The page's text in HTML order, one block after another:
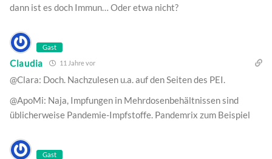
dann ist es doch Immun… Oder etwa nicht?
Gast
Claudia 11 Jahre vor
@Clara: Doch. Nachzulesen u.a. auf den Seiten des PEI.
@ApoMi: Naja, Impfungen in Mehrdosenbehältnissen sind
üblicherweise Pandemie-Impfstoffe. Pandemrix zum Beispiel
Gast